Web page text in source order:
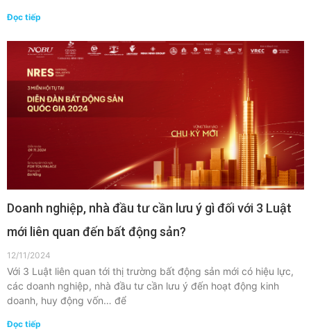
Đọc tiếp
Doanh nghiệp, nhà đầu tư cần lưu ý gì đối với 3 Luật
mới liên quan đến bất động sản?
12/11/2024
Với 3 Luật liên quan tới thị trường bất động sản mới có hiệu lực,
các doanh nghiệp, nhà đầu tư cần lưu ý đến hoạt động kinh
doanh, huy động vốn… để
Đọc tiếp